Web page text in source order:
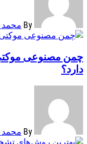
محمد
چمن مصنوعی
دارد؟
محمد